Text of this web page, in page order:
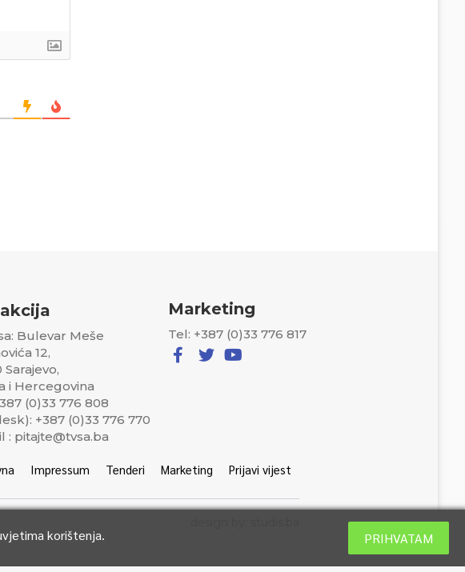
Bulevar Meše
12,
Sarajevo,
i Hercegovina
(0)33 776 808
+387 (0)33 776 770
: pitajte@tvsa.ba
Marketing
Tel: +387 (0)33 776 817
Impressum Tenderi Marketing Prijavi vijest
korištenja. PRIHVATAM